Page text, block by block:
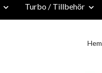
Turbo / Tillbehör
Hem